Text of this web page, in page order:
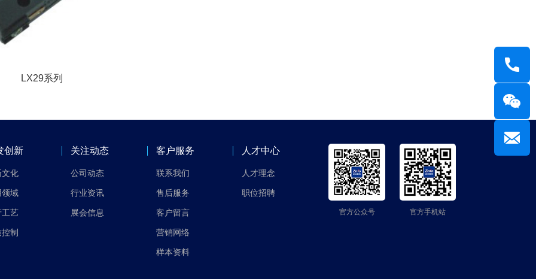
LX29系列
创新
文化
领域
工艺
制
关注动态
公司动态
行业资讯
展会信息
客户服务
联系我们
售后服务
客户留言
营销网络
样本资料
人才中心
人才理念
职位招聘
官方公众号 官方手机站